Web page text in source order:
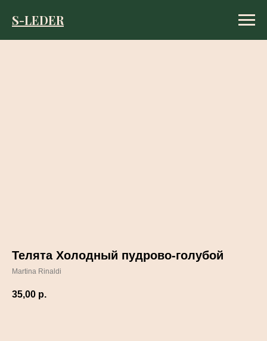
S-LEDER
Телята Холодный пудрово-голубой
Martina Rinaldi
35,00 р.
S-LEDER